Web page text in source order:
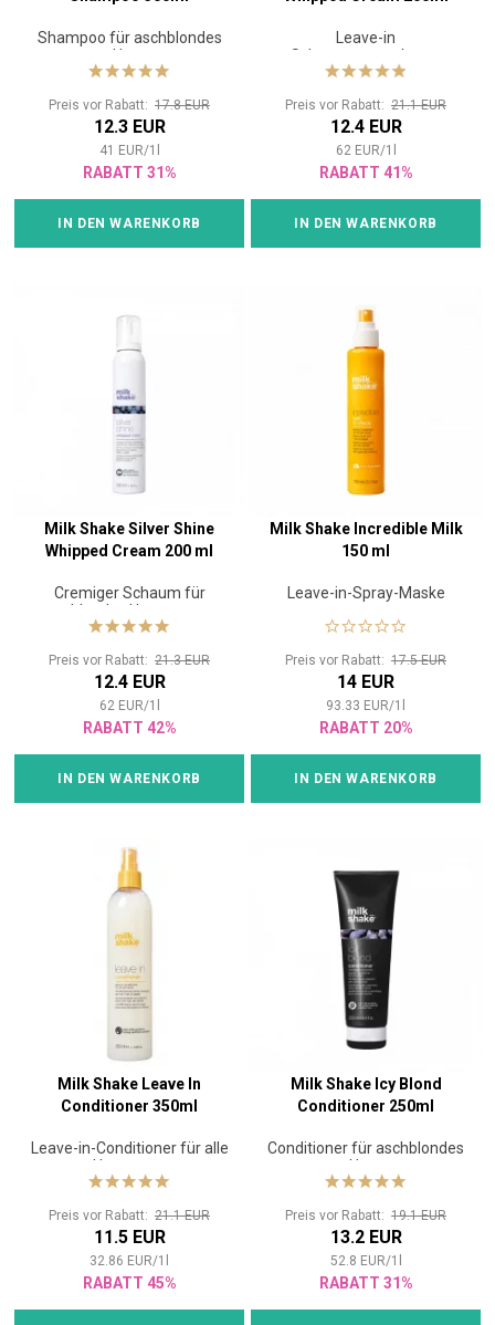
Shampoo für aschblondes
Haar
Preis vor Rabatt: 17.8 EUR
12.3 EUR
41 EUR/1
RABATT 31%
IN DEN WARENKORB
Leave-in
Schutzcremeschaum
Preis vor Rabatt: 21.1 EUR
12.4 EUR
62 EUR/1
RABATT 41%
IN DEN WARENKORB
Milk Shake Silver Shine
Whipped Cream 200 ml
Cremiger Schaum für
blondes Haar zur
Neutralisierung von
Preis vor Rabatt: 21.3 EUR
12.4 EUR
62 EUR/1
RABATT 42%
IN DEN WARENKORB
Milk Shake Incredible Milk
150 ml
Leave-in-Spray-Maske
Preis vor Rabatt: 17.5 EUR
14 EUR
93.33 EUR/1
RABATT 20%
IN DEN WARENKORB
Milk Shake Leave In
Conditioner 350ml
Leave-in-Conditioner für alle
Haartypen
Preis vor Rabatt: 21.1 EUR
11.5 EUR
32.86 EUR/1
RABATT 45%
Milk Shake Icy Blond
Conditioner 250ml
Conditioner für aschblondes
Haar
Preis vor Rabatt: 19.1 EUR
13.2 EUR
52.8 EUR/1
RABATT 31%